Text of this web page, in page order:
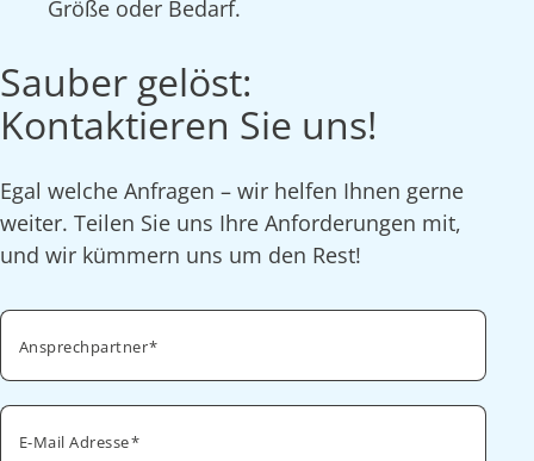
Größe oder Bedarf.
Sauber gelöst:
Kontaktieren Sie uns!
Egal welche Anfragen – wir helfen Ihnen gerne
weiter. Teilen Sie uns Ihre Anforderungen mit,
und wir kümmern uns um den Rest!
Ansprechpartner
E-Mail Adresse